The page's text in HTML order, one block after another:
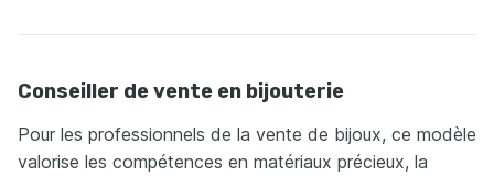
Conseiller de vente en bijouterie
Pour les professionnels de la vente de bijoux, ce modèle
valorise les compétences en matériaux précieux, la